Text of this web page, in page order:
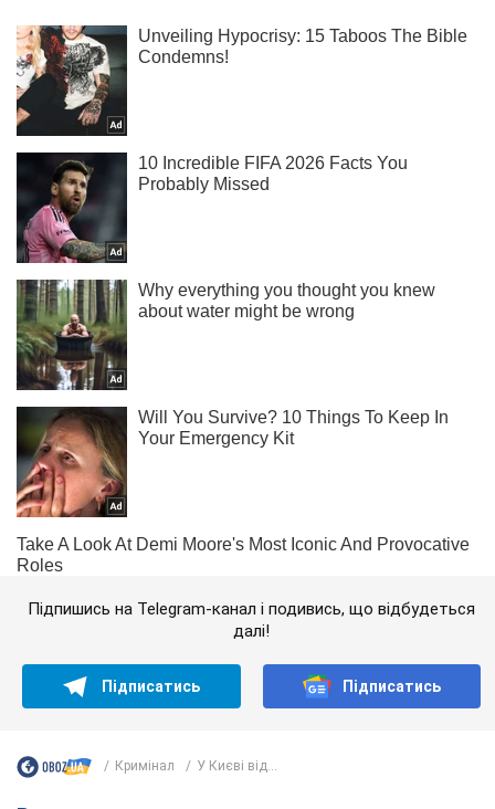
Підпишись на Telegram-канал і подивись, що відбудеться
далі!
Підписатись Підписатись
Кримінал У Києві від...